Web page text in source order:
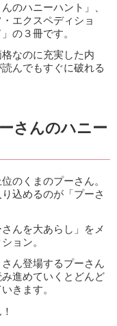
のハニーハント」、
エクスペディショ
の３冊です。
なのに充実した内
んでもすぐに破れる
さんのハニー
のくまのプーさん。
込めるのが「プーさ
んを大あらし」をメ
ョン。
ん登場するプーさん
進めていくとどんど
きます。